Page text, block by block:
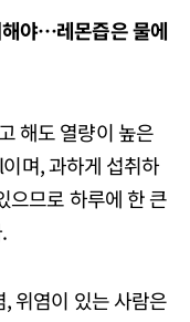
야…레몬즙은 물에
해도 열량이 높은
며, 과하게 섭취하
으므로 하루에 한 큰
위염이 있는 사람은